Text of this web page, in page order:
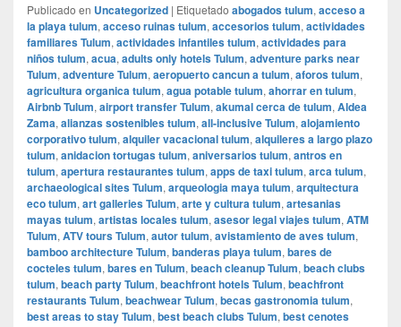
Publicado en Uncategorized | Etiquetado abogados tulum, acceso a
la playa tulum, acceso ruinas tulum, accesorios tulum, actividades
familiares Tulum, actividades infantiles tulum, actividades para
niños tulum, acua, adults only hotels Tulum, adventure parks near
Tulum, adventure Tulum, aeropuerto cancun a tulum, aforos tulum,
agricultura organica tulum, agua potable tulum, ahorrar en tulum,
Airbnb Tulum, airport transfer Tulum, akumal cerca de tulum, Aldea
Zama, alianzas sostenibles tulum, all-inclusive Tulum, alojamiento
corporativo tulum, alquiler vacacional tulum, alquileres a largo plazo
tulum, anidacion tortugas tulum, aniversarios tulum, antros en
tulum, apertura restaurantes tulum, apps de taxi tulum, arca tulum,
archaeological sites Tulum, arqueologia maya tulum, arquitectura
eco tulum, art galleries Tulum, arte y cultura tulum, artesanias
mayas tulum, artistas locales tulum, asesor legal viajes tulum, ATM
Tulum, ATV tours Tulum, autor tulum, avistamiento de aves tulum,
bamboo architecture Tulum, banderas playa tulum, bares de
cocteles tulum, bares en Tulum, beach cleanup Tulum, beach clubs
tulum, beach party Tulum, beachfront hotels Tulum, beachfront
restaurants Tulum, beachwear Tulum, becas gastronomia tulum,
best areas to stay Tulum, best beach clubs Tulum, best cenotes